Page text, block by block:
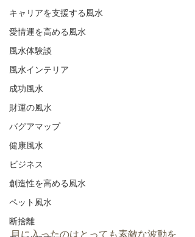
キャリアを支援する風水
愛情運を高める風水
風水体験談
風水インテリア
成功風水
財運の風水
バグアマップ
健康風水
ビジネス
創造性を高める風水
ペット風水
断捨離
目に入ったのはとっても素敵な波動を